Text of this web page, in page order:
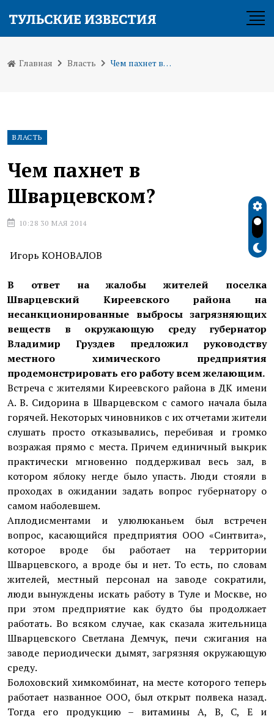
Главная Власть Чем пахнет в Шварцевском?
ВЛАСТЬ
Чем пахнет в
Шварцевском?
10:28 30 МАЯ 2014
Игорь КОНОВАЛОВ
В ответ на жалобы жителей поселка
Шварцевский Киреевского района на
несанкционированные выбросы загрязняющих
веществ в окружающую среду губернатор
Владимир Груздев предложил руководству
местного химического предприятия
продемонстрировать его работу всем желающим.
Встреча с жителями Киреевского района в ДК имени
А. В. Сидорина в Шварцевском с самого начала была
горячей. Некоторых чиновников с их отчетами жители
слушать просто отказывались, перебивая и громко
возражая прямо с места. Причем единичный выкрик
практически мгновенно поддерживал весь зал, в
котором яблоку негде было упасть. Люди стояли в
проходах в ожидании задать вопрос губернатору о
самом наболевшем.
Аплодисментами и улюлюканьем был встречен
вопрос, касающийся предприятия ООО «Синтвита»,
которое вроде бы работает на территории
Шварцевского, а вроде бы и нет. То есть, по словам
жителей, местный персонал на заводе сократили,
люди вынуждены искать работу в Туле и Москве, но
при этом предприятие как будто бы продолжает
работать. Во всяком случае, как сказала жительница
Шварцевского Светлана Демчук, печи сжигания на
заводе периодически дымят, загрязняя окружающую
среду.
Болоховский химкомбинат, на месте которого теперь
работает названное ООО, был открыт полвека назад.
Тогда его продукцию – витамины А, В, С, Е и